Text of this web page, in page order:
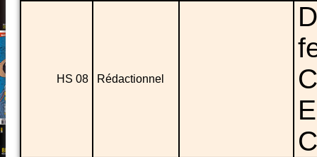
HS 08 Rédactionnel